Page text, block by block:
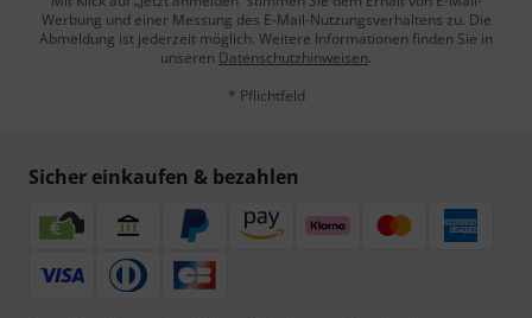
Werbung und einer Messung des E-Mail-Nutzungsverhaltens zu. Die
Abmeldung ist jederzeit möglich. Weitere Informationen finden Sie in
unseren Datenschutzhinweisen.
* Pflichtfeld
Sicher einkaufen & bezahlen